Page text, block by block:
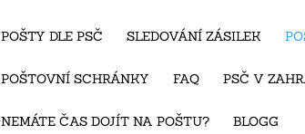
POŠTY DLE PSČ SLEDOVÁNÍ ZÁSILEK
POŠTOVNÍ SCHRÁNKY FAQ PSČ V
NEMÁTE ČAS DOJÍT NA POŠTU? BLOGG